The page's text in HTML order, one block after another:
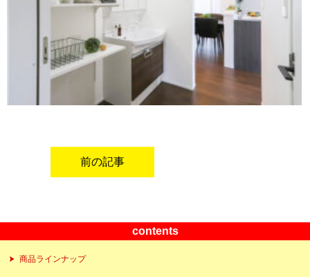
前の記事
contents
商品ラインナップ